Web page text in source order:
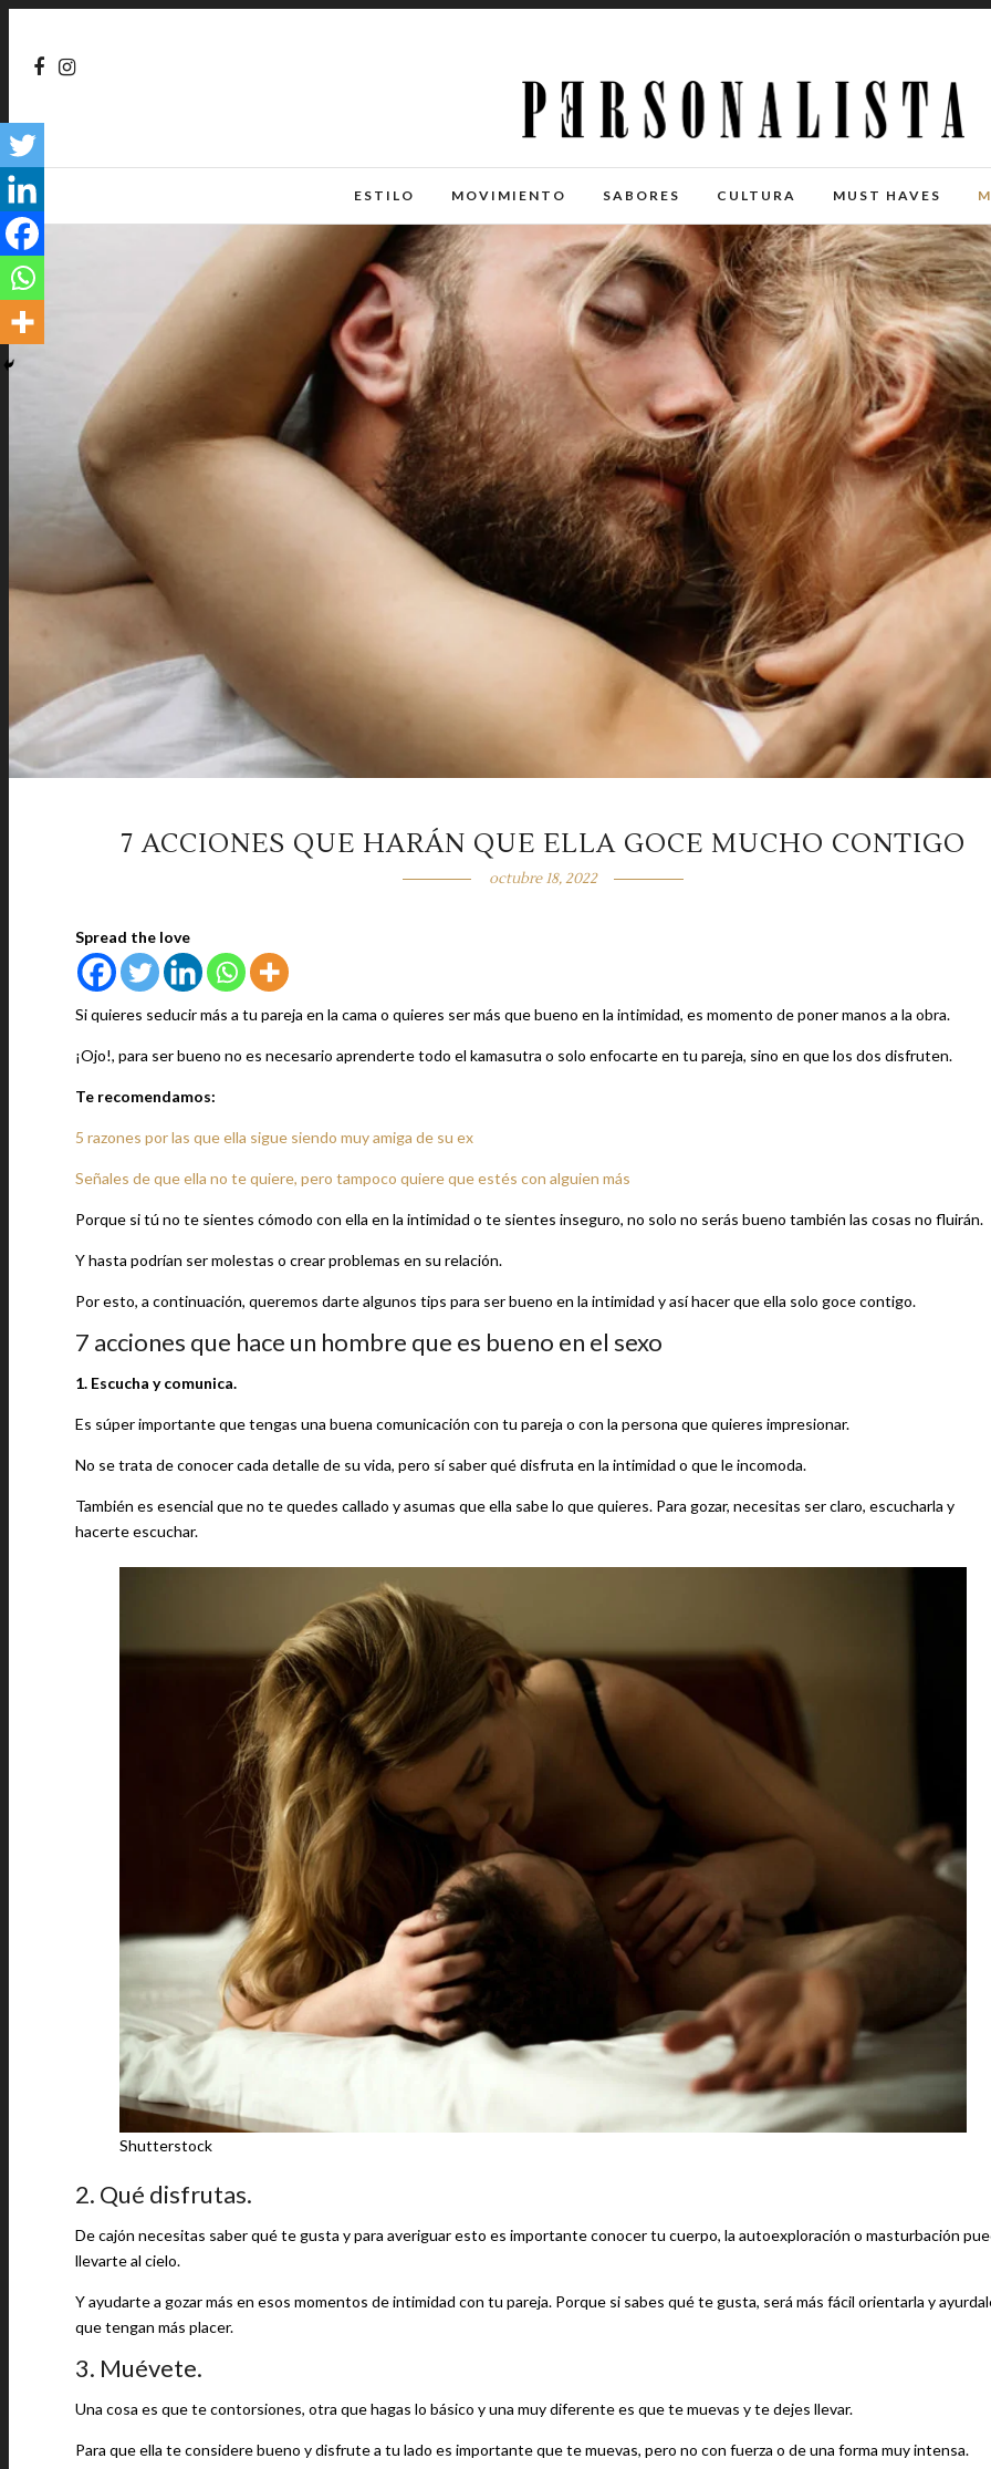
ESTILO MOVIMIENTO SABORES CULTURA MUST HAVES
7 ACCIONES QUE HARÁN QUE ELLA GOCE MUCHO CONTIGO
octubre 18, 2022
Spread the love
Si quieres seducir más a tu pareja en la cama o quieres ser más que bueno en la intimidad, es momento de poner manos a la obra.
¡Ojo!, para ser bueno no es necesario aprenderte todo el kamasutra o solo enfocarte en tu pareja, sino en que los dos disfruten.
Te recomendamos:
5 razones por las que ella sigue siendo muy amiga de su ex
Señales de que ella no te quiere, pero tampoco quiere que estés con alguien más
Porque si tú no te sientes cómodo con ella en la intimidad o te sientes inseguro, no solo no serás bueno también las cosas no fluirán.
Y hasta podrían ser molestas o crear problemas en su relación.
Por esto, a continuación, queremos darte algunos tips para ser bueno en la intimidad y así hacer que ella solo goce contigo.
7 acciones que hace un hombre que es bueno en el sexo
1. Escucha y comunica.
Es súper importante que tengas una buena comunicación con tu pareja o con la persona que quieres impresionar.
No se trata de conocer cada detalle de su vida, pero sí saber qué disfruta en la intimidad o que le incomoda.
También es esencial que no te quedes callado y asumas que ella sabe lo que quieres. Para gozar, necesitas ser claro, escucharla y
hacerte escuchar.
Shutterstock
2. Qué disfrutas.
De cajón necesitas saber qué te gusta y para averiguar esto es importante conocer tu cuerpo, la autoexploración o masturbación
llevarte al cielo.
Y ayudarte a gozar más en esos momentos de intimidad con tu pareja. Porque si sabes qué te gusta, será más fácil orientarla y
que tengan más placer.
3. Muévete.
Una cosa es que te contorsiones, otra que hagas lo básico y una muy diferente es que te muevas y te dejes llevar.
Para que ella te considere bueno y disfrute a tu lado es importante que te muevas, pero no con fuerza o de una forma muy intensa.